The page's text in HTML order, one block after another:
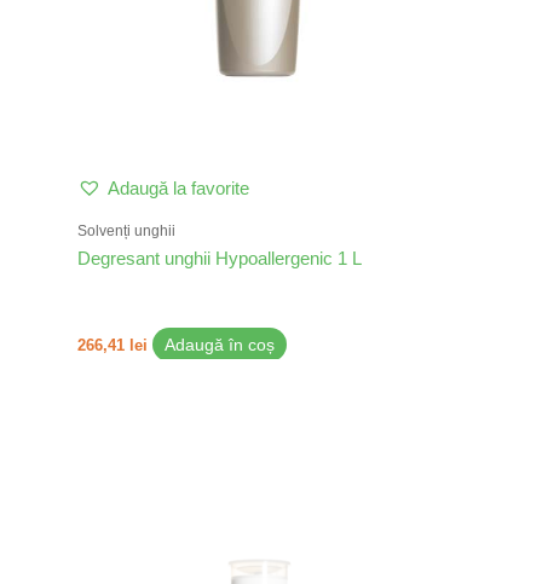
Adaugă la favorite
Solvenți unghii
Degresant unghii Hypoallergenic 1 L
266,41 lei Adaugă în coș